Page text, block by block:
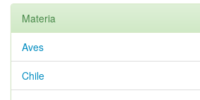
Materia
Aves
Chile